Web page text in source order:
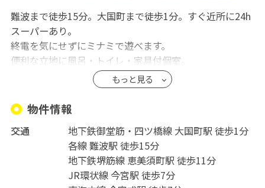
難波まで徒歩15分。大国町まで徒歩1分。すぐ近所に24h
スーパーあり。
終電を気にせずにミナミで遊べます。
便利な立地に風呂・トイレ・家具付個室。
各部屋には無料の洗濯機もあり！
1階には大型スクリーン、システムキッチン完備の共同ラ
ウンジ。
全館無線LAN対応。
空室状況によっては長期間滞在の方を優先する場合があ
もっと見る
物件情報
交通
地下鉄御堂筋・四ツ橋線 大国町駅 徒歩1分
各線 難波駅 徒歩15分
地下鉄堺筋線 恵美須町駅 徒歩11分
JR環状線 今宮駅 徒歩7分